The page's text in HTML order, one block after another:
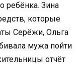
ребёнка. Зина
которые
Серёжи, Ольга
мужа пойти
отчёт